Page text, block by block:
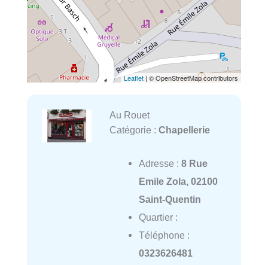
Leaflet| © OpenStreetMap contributors
Au Rouet
Catégorie : Chapellerie
Adresse : 8 Rue
Emile Zola, 02100
Saint-Quentin
Quartier :
Téléphone :
0323626481